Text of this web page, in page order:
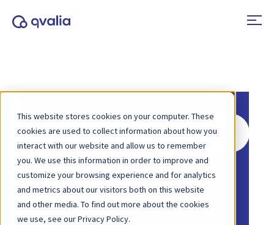
This website stores cookies on your computer. These
cookies are used to collect information about how you
interact with our website and allow us to remember
you. We use this information in order to improve and
customize your browsing experience and for analytics
and metrics about our visitors both on this website
and other media. To find out more about the cookies
we use, see our Privacy Policy.
Søk
etter
Hjem Kunnskapsbase
Peppol
Hjem
Kunnskapsbase
Formater og meldingstyper